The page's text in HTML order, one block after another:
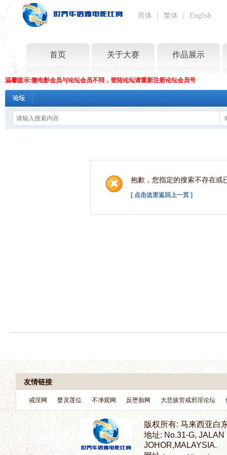
简体 繁体 English
首页 关于大赛 作品展示
温馨提示:微电影会员与论坛会员不同，登陆论坛请重新注册论坛会员号
论坛
抱歉，您指定的搜索不存在或
[ 点击这里返回上一页 ]